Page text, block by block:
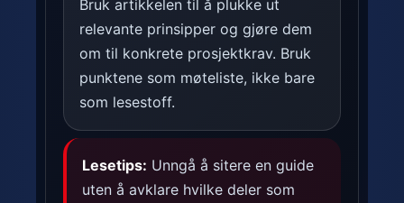
Bruk artikkelen til å plukke ut
relevante prinsipper og gjøre dem
om til konkrete prosjektkrav. Bruk
punktene som møteliste, ikke bare
som lesestoff.
Lesetips: Unngå å sitere en guide
uten å avklare hvilke deler som